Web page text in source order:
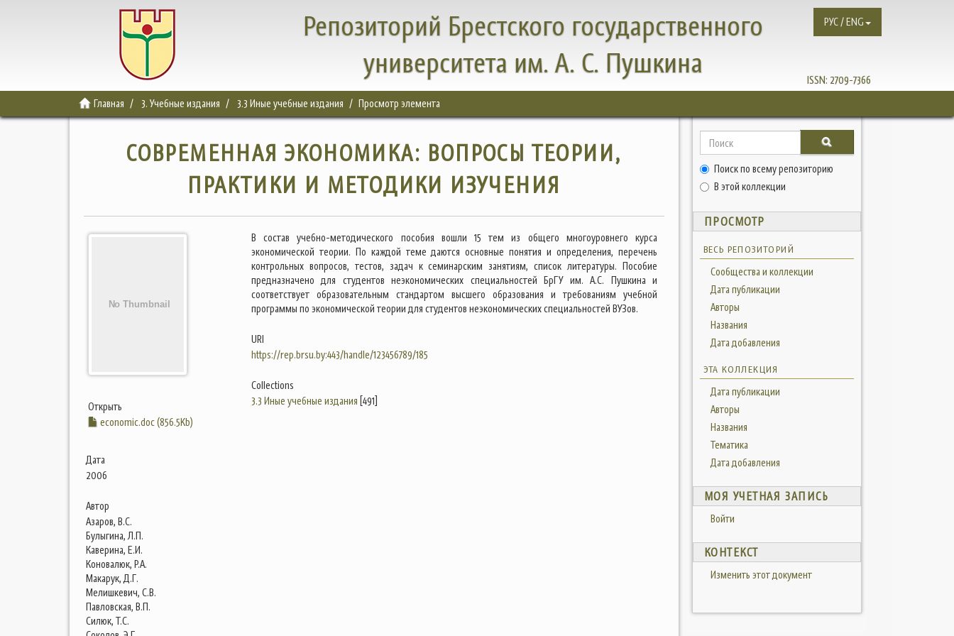
Репозиторий Брестского государственного
университета им. А. С. Пушкина
ISSN: 2709-7366
РУС / ENG
Главная 3. Учебные издания 3.3 Иные учебные издания Просмотр элемента
СОВРЕМЕННАЯ ЭКОНОМИКА: ВОПРОСЫ ТЕОРИИ,
ПРАКТИКИ И МЕТОДИКИ ИЗУЧЕНИЯ
Открыть
economic.doc (856.5Kb)
Дата
2006
Автор
Азаров, В.С.
Булыгина, Л.П.
Каверина, Е.И.
Коновалюк, Р.А.
Макарук, Д.Г.
Мелишкевич, С.В.
Павловская, В.П.
Силюк, Т.С.
В состав учебно-методического пособия вошли 15 тем из общего многоуровнего курса
экономической теории. По каждой теме даются основные понятия и определения, перечень
контрольных вопросов, тестов, задач к семинарским занятиям, список литературы. Пособие
предназначено для студентов неэкономических специальностей БрГУ им. А.С. Пушкина и
соответствует образовательным стандартом высшего образования и требованиям учебной
программы по экономической теории для студентов неэкономических специальностей ВУЗов.
URI
https://rep.brsu.by:443/handle/123456789/185
Collections
3.3 Иные учебные издания [491]
Поиск по всему репозиторию
В этой коллекции
ПРОСМОТР
ВЕСЬ РЕПОЗИТОРИЙ
Сообщества и коллекции
Дата публикации
Авторы
Названия
Дата добавления
ЭТА КОЛЛЕКЦИЯ
Дата публикации
Авторы
Названия
Тематика
Дата добавления
МОЯ УЧЕТНАЯ ЗАПИСЬ
Войти
КОНТЕКСТ
Изменить этот документ